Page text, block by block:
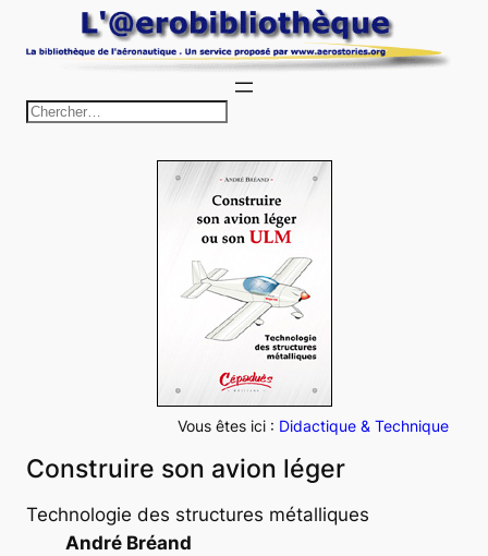
au
c
h
e
c
h
Vous êtes ici : Didactique & Technique
Construire son avion léger
Technologie des structures métalliques
André Bréand